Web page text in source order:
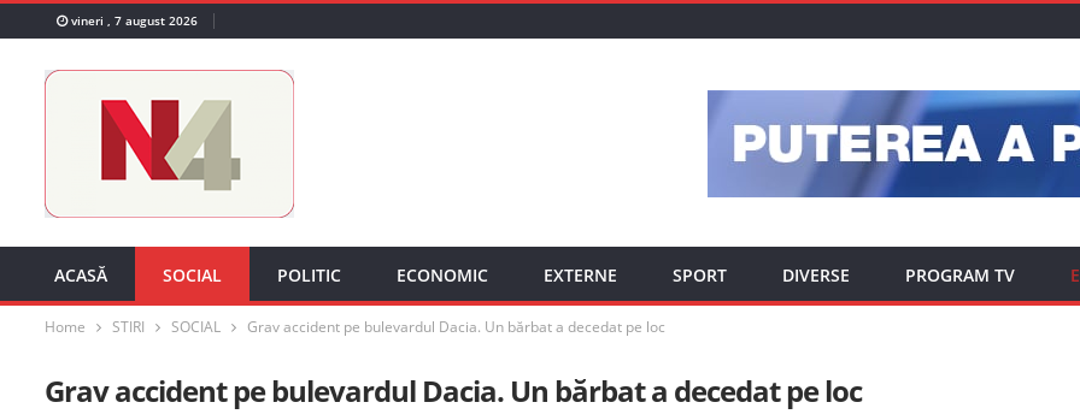
vineri , 7 august 2026
ACASĂ SOCIAL POLITIC ECONOMIC EXTERNE SPORT DIVERSE PROGRAM TV
Home STIRI SOCIAL Grav accident pe bulevardul Dacia. Un bărbat a decedat pe loc
Grav accident pe bulevardul Dacia. Un bărbat a decedat pe loc